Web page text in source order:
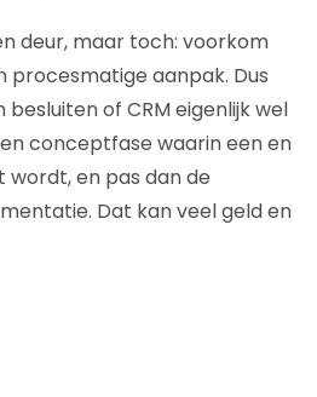
deur, maar toch: voorkom
procesmatige aanpak. Dus
of CRM eigenlijk wel
conceptfase waarin een en
en pas dan de
Dat kan veel geld en